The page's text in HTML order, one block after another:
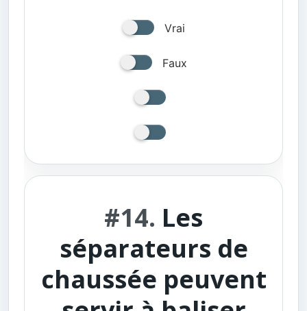
Vrai
Faux
#14. Les
séparateurs de
chaussée peuvent